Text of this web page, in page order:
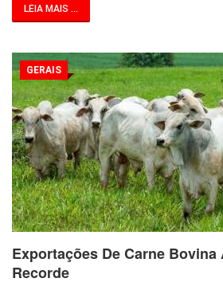
LEIA MAIS ...
GERAIS
Exportações De Carne
Recorde